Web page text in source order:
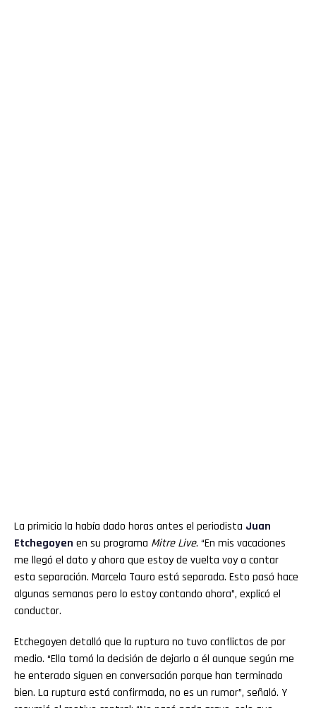
La primicia la había dado horas antes el periodista Juan
Etchegoyen en su programa Mitre Live. “En mis vacaciones
me llegó el dato y ahora que estoy de vuelta voy a contar
esta separación. Marcela Tauro está separada. Esto pasó hace
algunas semanas pero lo estoy contando ahora”, explicó el
conductor.
Etchegoyen detalló que la ruptura no tuvo conflictos de por
medio. “Ella tomó la decisión de dejarlo a él aunque según me
he enterado siguen en conversación porque han terminado
bien. La ruptura está confirmada, no es un rumor”, señaló. Y